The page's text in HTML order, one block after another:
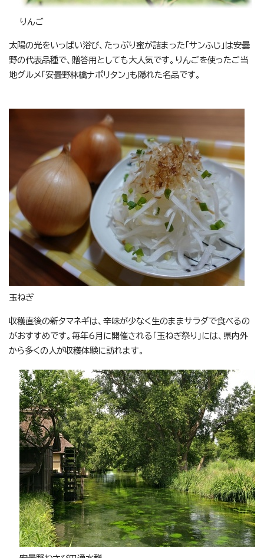
りんご
太陽の光をいっぱい浴び、たっぷり蜜が詰まった「サンふじ」は安曇
野の代表品種で、贈答用としても大人気です。りんごを使ったご当
地グルメ「安曇野林檎ナポリタン」も隠れた名品です。
玉ねぎ
収穫直後の新タマネギは、辛味が少なく生のままサラダで食べるの
がおすすめです。毎年6月に開催される「玉ねぎ祭り」には、県内外
から多くの人が収穫体験に訪れます。